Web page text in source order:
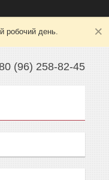
робочий день.
(96) 258-82-45